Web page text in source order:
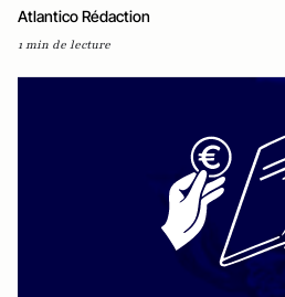
Atlantico Rédaction
1 min de lecture